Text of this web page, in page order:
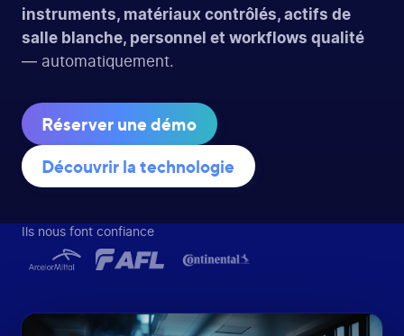
instruments, matériaux contrôlés, actifs de
salle blanche, personnel et workflows qualité
— automatiquement.
Réserver une démo
Découvrir la technologie
Ils nous font confiance